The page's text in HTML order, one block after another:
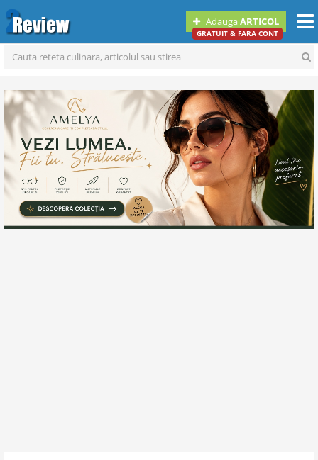
AdaugaARTICOL
GRATUIT & FARA CONT